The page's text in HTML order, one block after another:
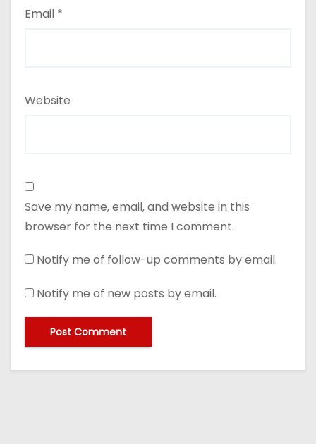
Email *
Website
Save my name, email, and website in this
browser for the next time I comment.
Notify me of follow-up comments by email.
Notify me of new posts by email.